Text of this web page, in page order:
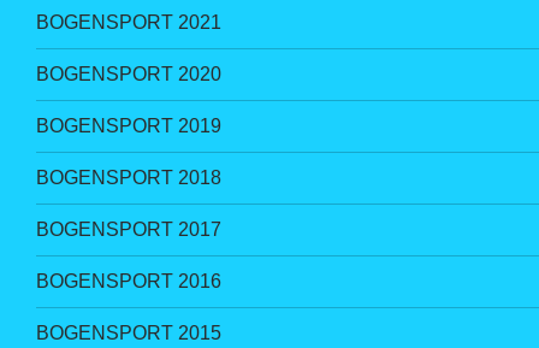
BOGENSPORT 2021
BOGENSPORT 2020
BOGENSPORT 2019
BOGENSPORT 2018
BOGENSPORT 2017
BOGENSPORT 2016
BOGENSPORT 2015